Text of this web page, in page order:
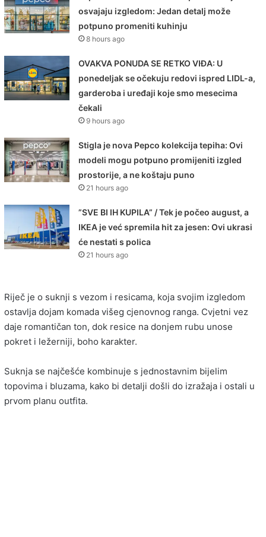
osvajaju izgledom: Jedan detalj može
potpuno promeniti kuhinju
8 hours ago
OVAKVA PONUDA SE RETKO VIĐA: U
ponedeljak se očekuju redovi ispred LIDL-a,
garderoba i uređaji koje smo mesecima
čekali
9 hours ago
Stigla je nova Pepco kolekcija tepiha: Ovi
modeli mogu potpuno promijeniti izgled
prostorije, a ne koštaju puno
21 hours ago
”SVE BI IH KUPILA” / Tek je počeo august, a
IKEA je već spremila hit za jesen: Ovi ukrasi
će nestati s polica
21 hours ago
Riječ je o suknji s vezom i resicama, koja svojim izgledom
ostavlja dojam komada višeg cjenovnog ranga. Cvjetni vez
daje romantičan ton, dok resice na donjem rubu unose
pokret i ležerniji, boho karakter.
Suknja se najčešće kombinuje s jednostavnim bijelim
topovima i bluzama, kako bi detalji došli do izražaja i ostali u
prvom planu outfita.